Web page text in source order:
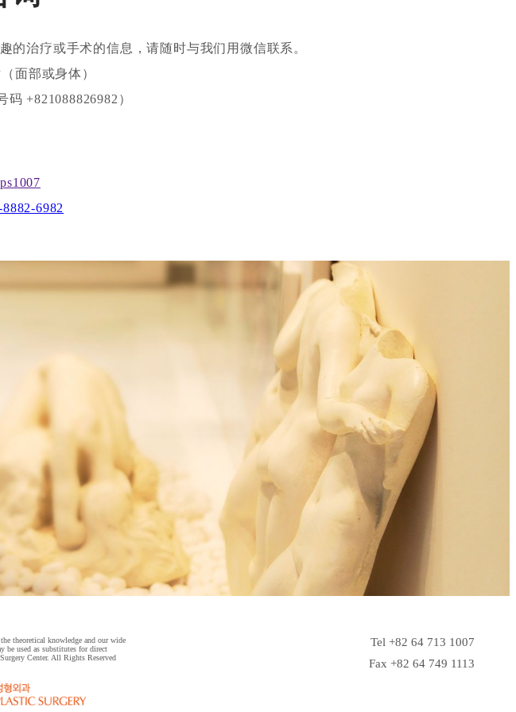
治疗或手术的信息，请随时与我们用微信联系。
面部或身体）
+821088826982）
6982
Tel +82 64 713 1007
Fax +82 64 749 1113
theoretical knowledge and our wide
be used as substitutes for direct
Center. All Rights Reserved